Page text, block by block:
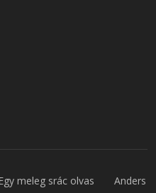
meleg srác olvas
Anders